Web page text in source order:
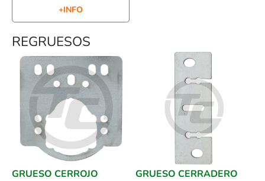
+INFO
REGRUESOS
GRUESO CERROJO GRUESO CERRADERO